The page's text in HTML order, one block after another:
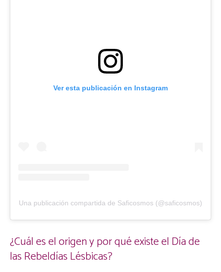
Ver esta publicación en Instagram
Una publicación compartida de Saficosmos (@saficosmos)
¿Cuál es el origen y por qué existe el Día de
las Rebeldías Lésbicas?